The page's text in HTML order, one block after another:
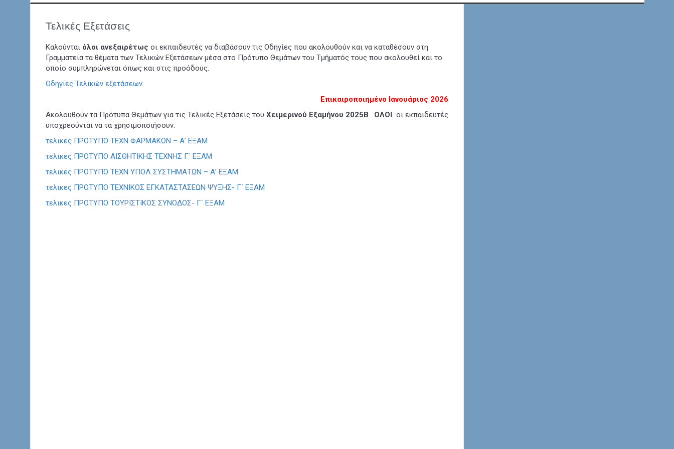
Τελικές Εξετάσεις
Καλούνται όλοι ανεξαιρέτως οι εκπαιδευτές να διαβάσουν τις Οδηγίες που ακολουθούν και να καταθέσουν στη
Γραμματεία τα θέματα των Τελικών Εξετάσεων μέσα στο Πρότυπο Θεμάτων του Τμήματός τους που ακολουθεί και το
οποίο συμπληρώνεται όπως και στις προόδους.
Οδηγίες Τελικών εξετάσεων
Επικαιροποιημένο Ιανουάριος 2026
Ακολουθούν τα Πρότυπα Θεμάτων για τις Τελικές Εξετάσεις του Χειμερινού Εξαμήνου 2025Β ΟΛΟΙ οι εκπαιδευτές
υποχρεούνται να τα χρησιμοποιήσουν.
τελικες ΠΡΟΤΥΠΟ ΤΕΧΝ ΦΑΡΜΑΚΩΝ – Α’ ΕΞΑΜ
τελικες ΠΡΟΤΥΠΟ ΑΙΣΘΗΤΙΚΗΣ ΤΕΧΝΗΣ Γ΄ ΕΞΑΜ
τελικες ΠΡΟΤΥΠΟ ΤΕΧΝ ΥΠΟΛ ΣΥΣΤΗΜΑΤΩΝ – Α’ ΕΞΑΜ
τελικες ΠΡΟΤΥΠΟ ΤΕΧΝΙΚΟΣ ΕΓΚΑΤΑΣΤΑΣΕΩΝ ΨΥΞΗΣ- Γ΄ ΕΞΑΜ
τελικες ΠΡΟΤΥΠΟ ΤΟΥΡΙΣΤΙΚΟΣ ΣΥΝΟΔΟΣ- Γ΄ ΕΞΑΜ